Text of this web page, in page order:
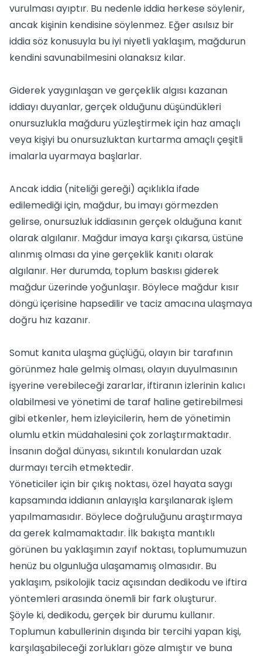
vurulması ayıptır. Bu nedenle iddia herkese söylenir,
ancak kişinin kendisine söylenmez. Eğer asılsız bir
iddia söz konusuyla bu iyi niyetli yaklaşım, mağdurun
kendini savunabilmesini olanaksız kılar.
Giderek yaygınlaşan ve gerçeklik algısı kazanan
iddiayı duyanlar, gerçek olduğunu düşündükleri
onursuzlukla mağduru yüzleştirmek için haz amaçlı
veya kişiyi bu onursuzluktan kurtarma amaçlı çeşitli
imalarla uyarmaya başlarlar.
Ancak iddia (niteliği gereği) açıklıkla ifade
edilemediği için, mağdur, bu imayı görmezden
gelirse, onursuzluk iddiasının gerçek olduğuna kanıt
olarak algılanır. Mağdur imaya karşı çıkarsa, üstüne
alınmış olması da yine gerçeklik kanıtı olarak
algılanır. Her durumda, toplum baskısı giderek
mağdur üzerinde yoğunlaşır. Böylece mağdur kısır
döngü içerisine hapsedilir ve taciz amacına ulaşmaya
doğru hız kazanır.
Somut kanıta ulaşma güçlüğü, olayın bir tarafının
görünmez hale gelmiş olması, olayın duyulmasının
işyerine verebileceği zararlar, iftiranın izlerinin kalıcı
olabilmesi ve yönetimi de taraf haline getirebilmesi
gibi etkenler, hem izleyicilerin, hem de yönetimin
olumlu etkin müdahalesini çok zorlaştırmaktadır.
İnsanın doğal dünyası, sıkıntılı konulardan uzak
durmayı tercih etmektedir.
Yöneticiler için bir çıkış noktası, özel hayata saygı
kapsamında iddianın anlayışla karşılanarak işlem
yapılmamasıdır. Böylece doğruluğunu araştırmaya
da gerek kalmamaktadır. İlk bakışta mantıklı
görünen bu yaklaşımın zayıf noktası, toplumumuzun
henüz bu olgunluğa ulaşamamış olmasıdır. Bu
yaklaşım, psikolojik taciz açısından dedikodu ve iftira
yöntemleri arasında önemli bir fark oluşturur.
Şöyle ki, dedikodu, gerçek bir durumu kullanır.
Toplumun kabullerinin dışında bir tercihi yapan kişi,
karşılaşabileceği zorlukları göze almıştır ve buna